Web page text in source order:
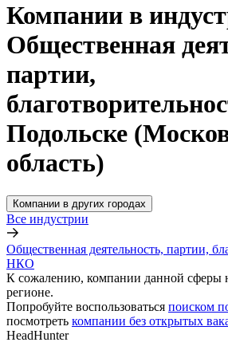
Компании в
Общественная
партии,
Подольске
область)
Компании в других городах
Все индустрии
Общественная деятельность, партии,
НКО
К сожалению, компании данной сферы
регионе.
Попробуйте воспользоваться поиском
посмотреть компании без открытых
HeadHunter